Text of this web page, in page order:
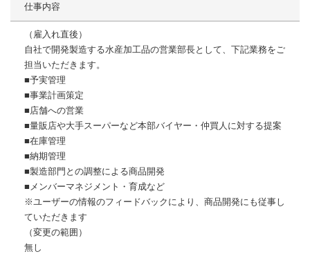
仕事内容
（雇入れ直後）
自社で開発製造する水産加工品の営業部長として、下記業務をご
担当いただきます。
■予実管理
■事業計画策定
■店舗への営業
■量販店や大手スーパーなど本部バイヤー・仲買人に対する提案
■在庫管理
■納期管理
■製造部門との調整による商品開発
■メンバーマネジメント・育成など
※ユーザーの情報のフィードバックにより、商品開発にも従事し
ていただきます
（変更の範囲）
無し